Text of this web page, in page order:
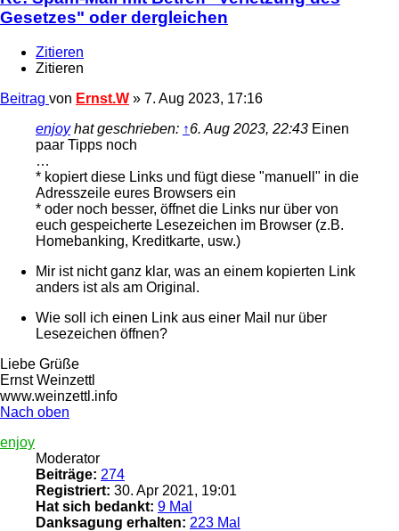
Gesetzes" oder dergleichen
Zitieren
Zitieren
Beitrag von Ernst.W » 7. Aug 2023, 17:16
enjoyhat geschrieben: ↑6. Aug 2023, 22:43 Einen
paar Tipps noch
…
* kopiert diese Links und fügt diese "manuell" in die
Adresszeile eures Browsers ein
* oder noch besser, öffnet die Links nur über von
euch gespeicherte Lesezeichen im Browser (z.B.
Homebanking, Kreditkarte, usw.)
Mir ist nicht ganz klar, was an einem kopierten Link
anders ist als am Original.
Wie soll ich einen Link aus einer Mail nur über
Lesezeichen öffnen?
Liebe Grüße
Ernst Weinzettl
www.weinzettl.info
Nach oben
enjoy
Moderator
Beiträge: 274
Registriert: 30. Apr 2021, 19:01
Hat sich bedankt: 9 Mal
Danksagung erhalten: 223 Mal